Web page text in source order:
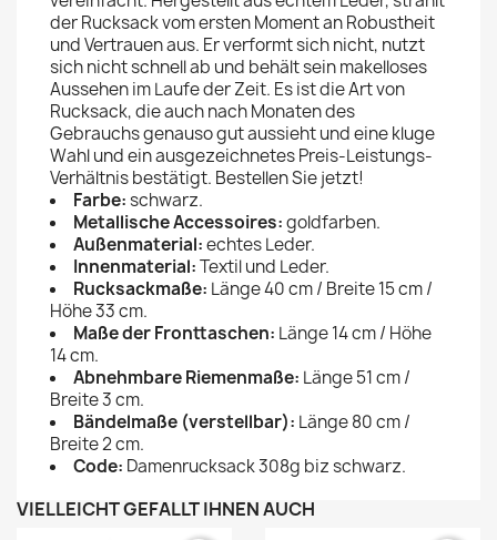
der Rucksack vom ersten Moment an Robustheit
und Vertrauen aus. Er verformt sich nicht, nutzt
sich nicht schnell ab und behält sein makelloses
Aussehen im Laufe der Zeit. Es ist die Art von
Rucksack, die auch nach Monaten des
Gebrauchs genauso gut aussieht und eine kluge
Wahl und ein ausgezeichnetes Preis-Leistungs-
Verhältnis bestätigt. Bestellen Sie jetzt!
Farbe:schwarz.
Metallische Accessoires:goldfarben.
Außenmaterial:echtes Leder.
Innenmaterial:Textil und Leder.
Rucksackmaße: Länge 40 cm / Breite 15 cm /
Höhe 33 cm.
Maße der Fronttaschen: Länge 14 cm / Höhe
14 cm.
Abnehmbare Riemenmaße: Länge 51 cm /
Breite 3 cm.
Bändelmaße (verstellbar): Länge 80 cm /
Breite 2 cm.
Code: Damenrucksack 308g biz schwarz.
VIELLEICHT GEFÄLLT IHNEN AUCH